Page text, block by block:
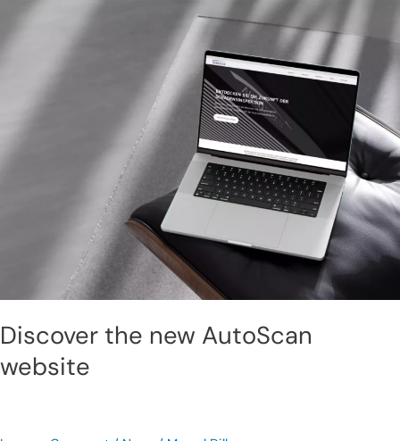
Discover the new AutoScan
website
Discover